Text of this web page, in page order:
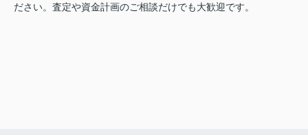
ださい。査定や資金計画のご相談だけでも大歓迎です。